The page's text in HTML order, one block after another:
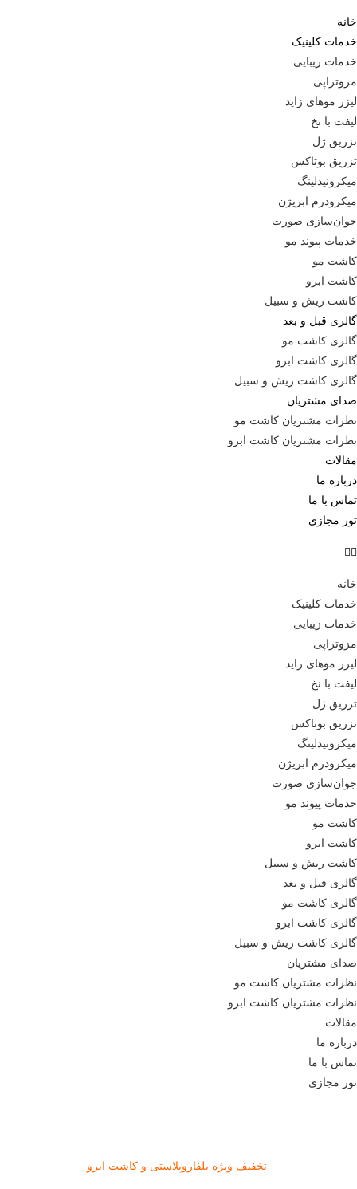
خانه
خدمات کلینیک
خدمات زیبایی
مزوتراپی
لیزر موهای زاید
لیفت با نخ
تزریق ژل
تزریق بوتاکس
میکرونیدلینگ
میکرودرم ابریژن
جوان‌سازی صورت
خدمات پیوند مو
کاشت مو
کاشت ابرو
کاشت ریش و سبیل
گالری قبل و بعد
گالری کاشت مو
گالری کاشت ابرو
گالری کاشت ریش و سبیل
صدای مشتریان
نظرات مشتریان کاشت مو
نظرات مشتریان کاشت ابرو
مقالات
درباره ما
تماس با ما
تور مجازی
خانه
خدمات کلینیک
خدمات زیبایی
مزوتراپی
لیزر موهای زاید
لیفت با نخ
تزریق ژل
تزریق بوتاکس
میکرونیدلینگ
میکرودرم ابریژن
جوان‌سازی صورت
خدمات پیوند مو
کاشت مو
کاشت ابرو
کاشت ریش و سبیل
گالری قبل و بعد
گالری کاشت مو
گالری کاشت ابرو
گالری کاشت ریش و سبیل
صدای مشتریان
نظرات مشتریان کاشت مو
نظرات مشتریان کاشت ابرو
مقالات
درباره ما
تماس با ما
تور مجازی
تخفیف ویژه بلفاروپلاستی و کاشت ابرو